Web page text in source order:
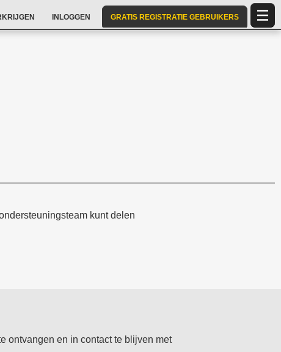
INLOGGEN GRATIS REGISTRATIE GEBRUIKERS
kunt delen
ontvangen en in contact te blijven met